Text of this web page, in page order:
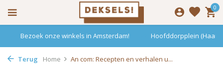
0
Bezoek onze winkels in Amsterdam! Hoofddorpplein
Terug Home An com: Recepten en verhalen u...